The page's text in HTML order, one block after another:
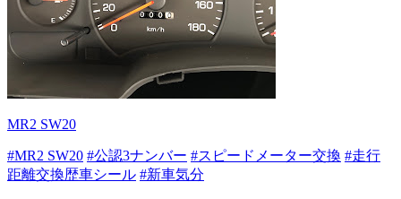
MR2 SW20
#MR2 SW20 #公認3ナンバー #スピードメーター交換 #走行
距離交換歴車シール #新車気分